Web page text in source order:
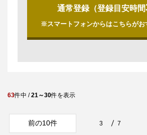
通常登録（登録目安時間
※スマートフォンからはこちらがお
63件中 /21～30件を表示
前の10件 3 7